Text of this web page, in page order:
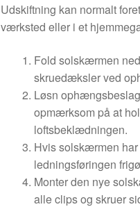
Udskiftning kan normalt
værksted eller i et
Fold solskærmen
skruedæksler ved
Løsn
opmærksom på at
loftsbeklædningen.
Hvis solskærmen
ledningsføringen
Monter den nye
alle clips og skruer